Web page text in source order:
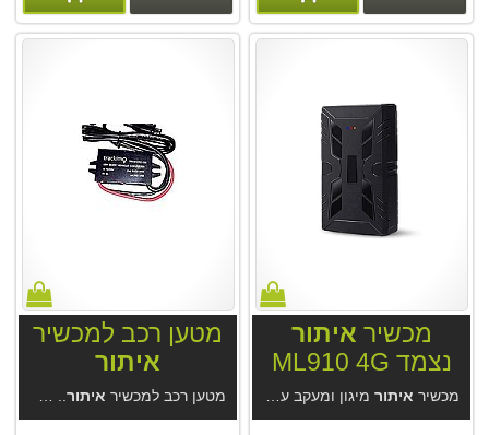
מכשיר איתור
נצמד ML910 4G
מכשיר איתור מיגון ומעקב עם סוללה ומגנט חזקים ML910 4G. מנוי ללא עלות . סוללה חזקה 15-60 יום. מקלט GPS מודרני, דיוק מעשי 2.5 מטר בנסיעה. אטום למים ואבק, האזנה סמויה. מחיר המכשיר אצלינו כולל מנוי לתמיד מהיצרן.
מטען רכב למכשיר
איתור
מטען רכב למכשיר איתור